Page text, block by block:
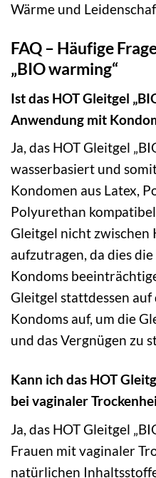
Wärme und
FAQ – Häufige
„BIO warming“
Ist das HOT Gleitgel
Anwendung mit
Ja, das HOT Gleitgel
wasserbasiert und
Kondomen aus Latex,
Polyurethan
Gleitgel nicht zwischen
aufzutragen, da dies
Kondoms
Gleitgel stattdessen
Kondoms auf, um die
und das Vergnügen zu
Kann ich das HOT
bei vaginaler
Ja, das HOT Gleitgel
Frauen mit vaginaler
natürlichen